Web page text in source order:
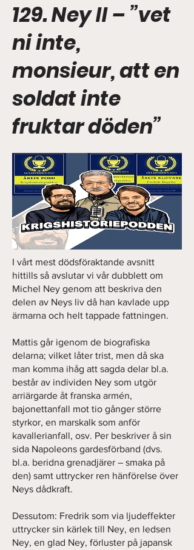
129. Ney II – ”vet
ni inte,
monsieur, att en
soldat inte
fruktar döden”
I vårt mest dödsföraktande avsnitt
hittills så avslutar vi vår dubblett om
Michel Ney genom att beskriva den
delen av Neys liv då han kavlade upp
ärmarna och helt tappade fattningen.
Mattis går igenom de biografiska
delarna; vilket låter trist, men då ska
man komma ihåg att sagda delar bl.a.
består av individen Ney som utgör
arriärgarde åt franska armén,
bajonettanfall mot tio gånger större
styrkor, en marskalk som anför
kavallerianfall, osv. Per beskriver å sin
sida Napoleons gardesförband (dvs.
bl.a. beridna grenadjärer – smaka på
den) samt uttrycker ren hänförelse över
Neys dådkraft.
Dessutom: Fredrik som via ljudeffekter
uttrycker sin kärlek till Ney, en ledsen
Ney, en glad Ney, förluster på japansk